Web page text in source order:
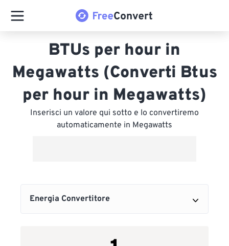
BTUs per hour in
Megawatts (Converti Btus
per hour in Megawatts)
Inserisci un valore qui sotto e lo convertiremo
automaticamente in Megawatts